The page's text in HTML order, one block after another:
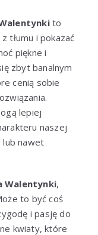
to
tłumu i pokazać
piękne i
zbyt banalnym
cenią sobie
lepiej
naszej
lub nawet
Walentynki,
to być coś
i pasję do
kwiaty, które